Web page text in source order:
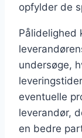
opfylder de
Pålidelighed
undersøge,
eventuelle
leverandør,
en bedre